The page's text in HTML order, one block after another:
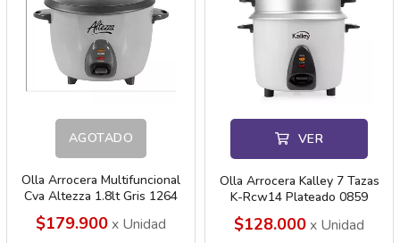
AGOTADO
Olla Arrocera Multifuncional
Cva Altezza 1.8lt Gris 1264
$179.900x Unidad
VER
Olla Arrocera Kalley 7 Tazas
K-Rcw14 Plateado 0859
$128.000x Unidad